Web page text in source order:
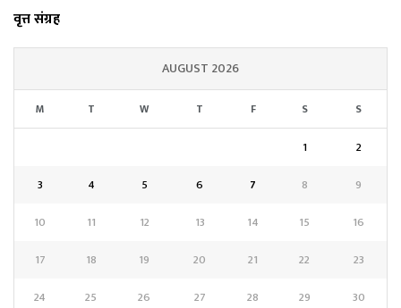
वृत्त संग्रह
AUGUST 2026
M T W T F S S
1
2
3
4 5 6 7 8
9
10
11 12 13 14 15
16
17
18 19 20 21 22
23
24
25 26 27 28 29 30